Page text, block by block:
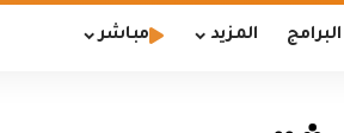
البرامج المزيد مباشر